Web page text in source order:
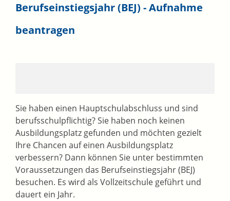
Berufseinstiegsjahr (BEJ) - Aufnahme
beantragen
Sie haben einen Hauptschulabschluss und sind
berufsschulpflichtig? Sie haben noch keinen
Ausbildungsplatz gefunden und möchten gezielt
Ihre Chancen auf einen Ausbildungsplatz
verbessern? Dann können Sie unter bestimmten
Voraussetzungen das Berufseinstiegsjahr (BEJ)
besuchen. Es wird als Vollzeitschule geführt und
dauert ein Jahr.